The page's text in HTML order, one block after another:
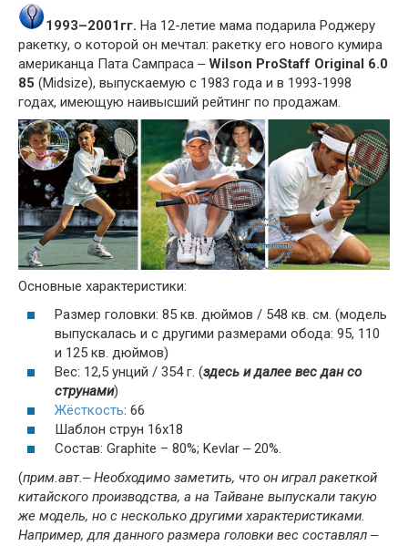
1993–2001гг. На 12-летие мама подарила Роджеру
ракетку, о которой он мечтал: ракетку его нового кумира
американца Пата Сампраса ‒Wilson ProStaff Original 6.0
85 (Midsize), выпускаемую с 1983 года и в 1993-1998
годах, имеющую наивысший рейтинг по продажам.
Основные характеристики:
Размер головки: 85 кв. дюймов / 548 кв. см. (модель
выпускалась и с другими размерами обода: 95, 110
и 125 кв. дюймов)
Вес: 12,5 унций / 354 г. (здесь и далее вес дан со
струнами)
Жёсткость: 66
Шаблон струн 16x18
Состав: Graphite – 80%; Kevlar ‒ 20%.
(прим.авт.‒ Необходимо заметить, что он играл ракеткой
китайского производства, а на Тайване выпускали такую
же модель, но с несколько другими характеристиками.
Например, для данного размера головки вес составлял ‒